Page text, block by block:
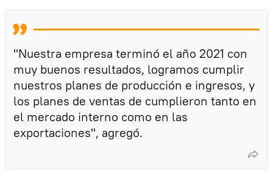
"Nuestra empresa terminó el año 2021 con
muy buenos resultados, logramos cumplir
nuestros planes de producción e ingresos, y
los planes de ventas de cumplieron tanto en
el mercado interno como en las
exportaciones", agregó.